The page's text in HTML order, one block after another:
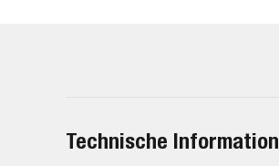
Technische Information